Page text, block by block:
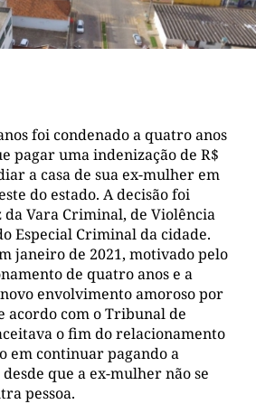
foi condenado a quatro anos
pagar uma indenização de R$
a casa de sua ex-mulher em
do estado. A decisão foi
Vara Criminal, de Violência
Especial Criminal da cidade.
janeiro de 2021, motivado pelo
de quatro anos e a
envolvimento amoroso por
acordo com o Tribunal de
o fim do relacionamento
em continuar pagando a
que a ex-mulher não se
pessoa.